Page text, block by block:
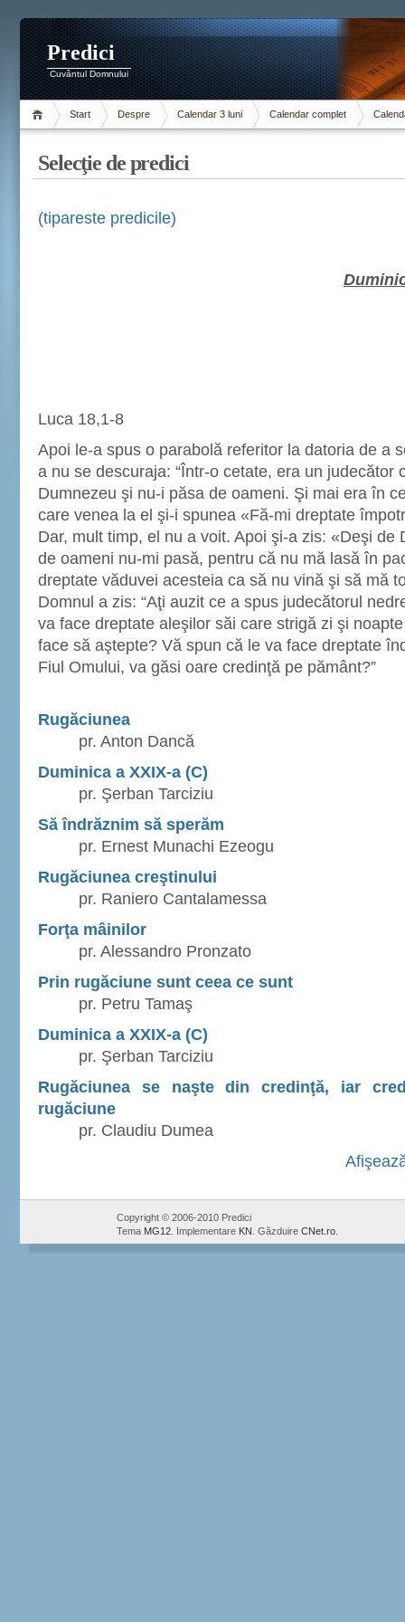
Predici
Cuvântul Domnului
Start Despre Calendar 3 luni Calendar complet
Selecţie de predici
(tipareste predicile)
Luca 18,1-8
Apoi le-a spus o parabolă referitor la datoria de a
a nu se descuraja: “Într-o cetate, era un judecător
Dumnezeu şi nu-i păsa de oameni. Şi mai era în
care venea la el şi-i spunea «Fă-mi dreptate
Dar, mult timp, el nu a voit. Apoi şi-a zis: «Deşi de
de oameni nu-mi pasă, pentru că nu mă lasă în
dreptate văduvei acesteia ca să nu vină şi să mă
Domnul a zis: “Aţi auzit ce a spus judecătorul
va face dreptate aleşilor săi care strigă zi şi
face să aştepte? Vă spun că le va face dreptate
Fiul Omului, va găsi oare credinţă pe pământ?”
Rugăciunea
pr. Anton Dancă
Duminica a XXIX-a (C)
pr. Şerban Tarciziu
Să îndrăznim să sperăm
pr. Ernest Munachi Ezeogu
Rugăciunea creştinului
pr. Raniero Cantalamessa
Forţa mâinilor
pr. Alessandro Pronzato
Prin rugăciune sunt ceea ce sunt
pr. Petru Tamaş
Duminica a XXIX-a (C)
pr. Şerban Tarciziu
Rugăciunea se naşte din credinţă, iar
rugăciune
pr. Claudiu Dumea
Copyright © 2006-2010 Predici
Tema MG12 . Implementare KN . Găzduire CNet.ro